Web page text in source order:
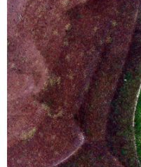
图片 视频
旅游 健康
金融 公益
富媒体 摄影
新华电视中文